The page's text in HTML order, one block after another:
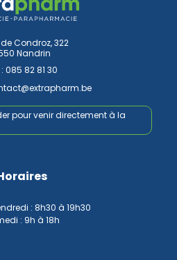
Condroz, 322
Nandrin
085 82 81 30
@extrapharm.be
pour venirdirectement à la
: 8h30 à 19h30
: 9h à 18h